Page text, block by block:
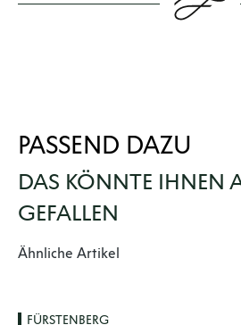
PASSEND DAZU
DAS KÖNNTE IHNEN
GEFALLEN
Produktgalerie überspringen
Ähnliche Artikel
FÜRSTENBERG